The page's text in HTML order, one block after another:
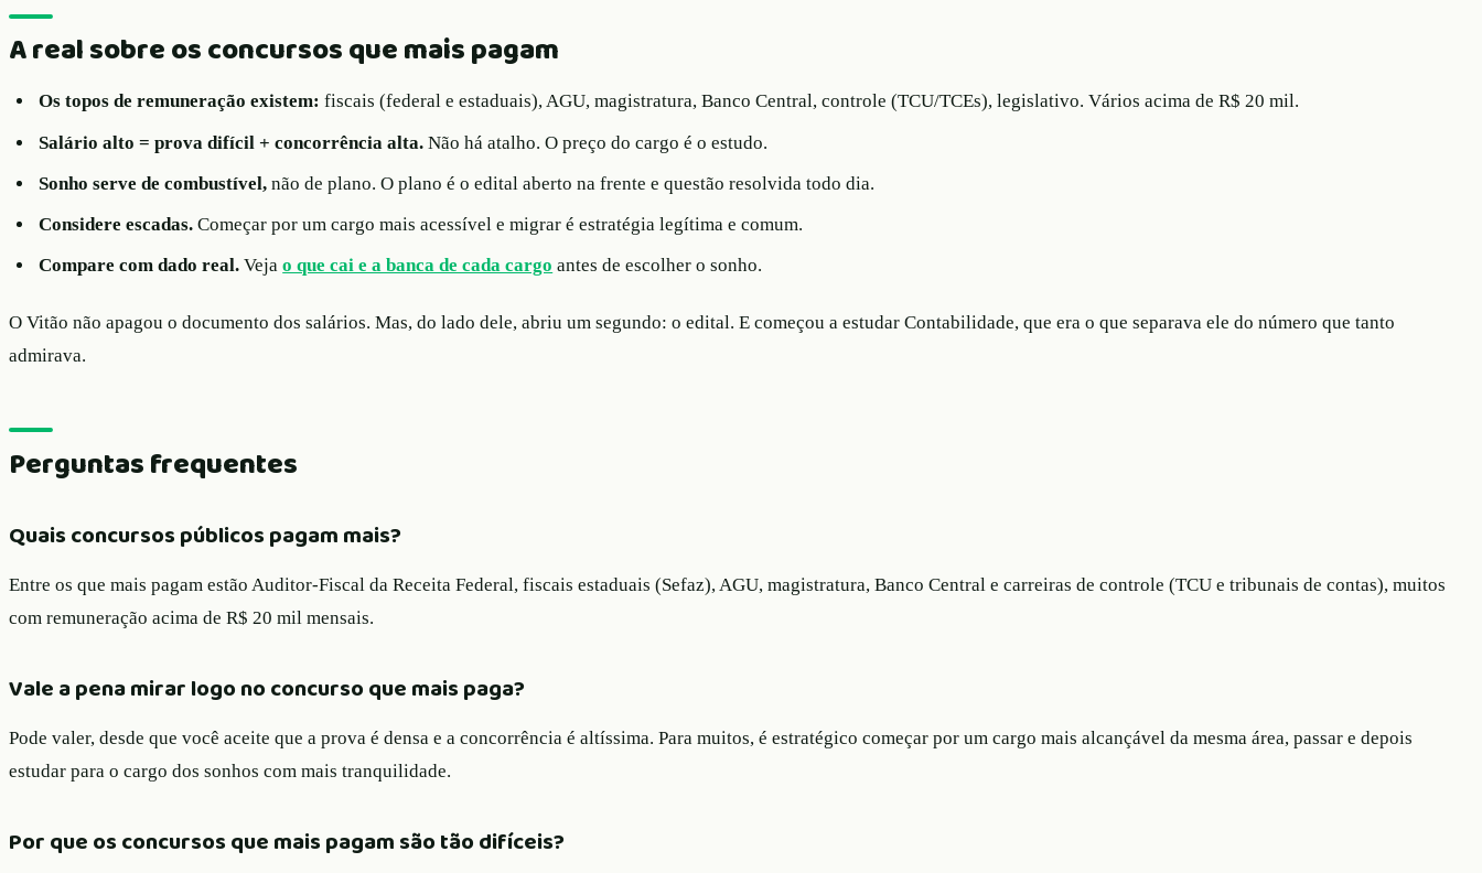
A real sobre os concursos que mais pagam
Os topos de remuneração existem: fiscais (federal e estaduais), AGU, magistratura, Banco Central, controle (TCU/TCEs), legislativo. Vários acima de R$ 20 mil.
Salário alto = prova difícil + concorrência alta. Não há atalho. O preço do cargo é o estudo.
Sonho serve de combustível, não de plano. O plano é o edital aberto na frente e questão resolvida todo dia.
Considere escadas. Começar por um cargo mais acessível e migrar é estratégia legítima e comum.
Compare com dado real. Vejao que cai e a banca de cada cargo antes de escolher o sonho.
O Vitão não apagou o documento dos salários. Mas, do lado dele, abriu um segundo: o edital. E começou a estudar Contabilidade, que era o que separava ele do número que tanto
admirava.
Perguntas frequentes
Quais concursos públicos pagam mais?
Entre os que mais pagam estão Auditor-Fiscal da Receita Federal, fiscais estaduais (Sefaz), AGU, magistratura, Banco Central e carreiras de controle (TCU e tribunais de contas), muitos
com remuneração acima de R$ 20 mil mensais.
Vale a pena mirar logo no concurso que mais paga?
Pode valer, desde que você aceite que a prova é densa e a concorrência é altíssima. Para muitos, é estratégico começar por um cargo mais alcançável da mesma área, passar e depois
estudar para o cargo dos sonhos com mais tranquilidade.
Por que os concursos que mais pagam são tão difíceis?